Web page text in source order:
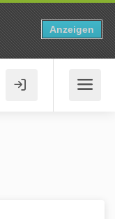
Anzeigen